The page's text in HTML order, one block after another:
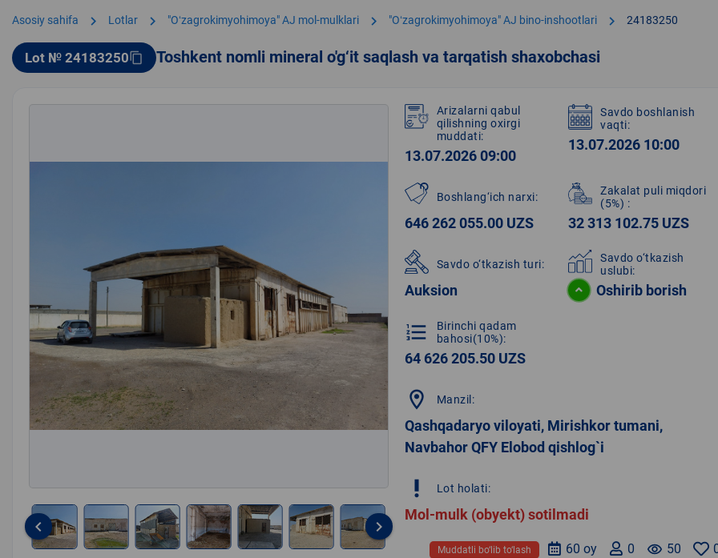
Asosiy sahifa chevron_right Lotlar chevron_right "Oʻzagrokimyohimoya" AJ mol-mulklari chevron_right "Oʻzagrokimyohimoya" AJ bino-inshootlari chevron_right 24183250
Lot № 24183250content_copy Toshkent nomli mineral o'g‘it saqlash va tarqatish shaxobchasi
keyboard_arrow_left keyboard_arrow_right
Arizalarni qabul
qilishning oxirgi
muddati:
13.07.2026 09:00
Savdo boshlanish
vaqti:
13.07.2026 10:00
Boshlang‘ich narxi:
646 262 055.00 UZS
Zakalat puli miqdori
(5%) :
32 313 102.75 UZS
Savdo o‘tkazish turi:
Auksion
Savdo o‘tkazish
uslubi:
Oshirib borish
format_list_numbered
Birinchi qadam
bahosi(10%):
64 626 205.50 UZS
location_on Manzil:
Qashqadaryo viloyati, Mirishkor tumani,
Navbahor QFY Elobod qishlog`i
priority_high Lot holati:
Mol-mulk (obyekt) sotilmadi
remove_red_eye 50
0
60 oy
Muddatli bo‘lib to‘lash